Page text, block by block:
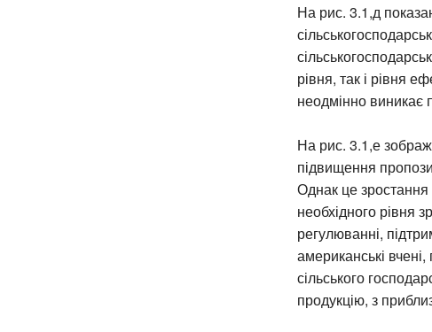
На рис. 3.1,д
рівня, так і рівня
неодмінно виникає
На рис. 3.1,е
підвищення
Однак це
необхідного рівня
регулюванні,
американські
сільського
продукцію, з